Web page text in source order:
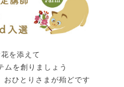
を添えて
ムを創りましょう
ひとりさまが殆どです